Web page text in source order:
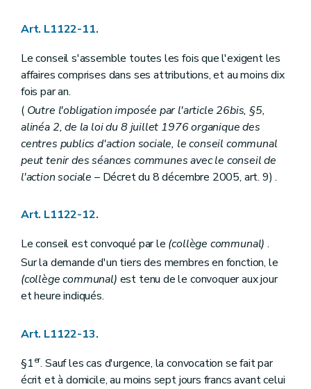
Art. L2214-3
Art. L2214-5
Art. L2214-6
Art. L2214-7
Art. L2214-9
Art. L2214-10
Art. L2214-11
Art. L2214-12
Titre II Administration de la province
Chapitre premier Le personnel de la province
Section première
Art. L2222-2
Section 2 Travaux concernant plusieurs provinces ou plusieurs communes
Art. L2222-3
Chapitre III Administration de certains services provinciaux
Section première
Sous-section 2 Régies provinciales autonomes
Art. L2223-4
Art. L2223-5
Art. L1122-11.
Le conseil s'assemble toutes les fois que l'exigent les
affaires comprises dans ses attributions, et au moins dix
fois par an.
( Outre l'obligation imposée par l'article 26bis, §5,
alinéa 2, de la loi du 8 juillet 1976 organique des
centres publics d'action sociale, le conseil communal
peut tenir des séances communes avec le conseil de
l'action sociale – Décret du 8 décembre 2005, art. 9) .
Art. L1122-12.
Le conseil est convoqué par le (collège communal) .
Sur la demande d'un tiers des membres en fonction, le
(collège communal) est tenu de le convoquer aux jour
et heure indiqués.
Art. L1122-13.
§1er. Sauf les cas d'urgence, la convocation se fait par
écrit et à domicile, au moins sept jours francs avant celui